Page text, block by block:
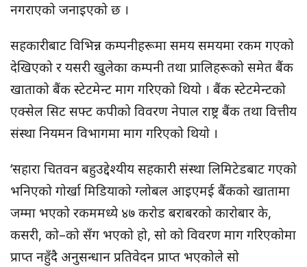
नगराएको जनाइएको छ ।
सहकारीबाट विभिन्न कम्पनीहरूमा समय समयमा रकम गएको
देखिएको र यसरी खुलेका कम्पनी तथा प्रालिहरूको समेत बैंक
खाताको बैंक स्टेटमेन्ट माग गरिएको थियो । बैंक स्टेटमेन्टको
एक्सेल सिट सफ्ट कपीको विवरण नेपाल राष्ट्र बैंक तथा वित्तीय
संस्था नियमन विभागमा माग गरिएको थियो ।
‘सहारा चितवन बहुउद्देश्यीय सहकारी संस्था लिमिटेडबाट गएको
भनिएको गोर्खा मिडियाको ग्लोबल आइएमई बैंकको खातामा
जम्मा भएको रकममध्ये ४७ करोड बराबरको कारोबार के,
कसरी, को–को सँग भएको हो, सो को विवरण माग गरिएकोमा
प्राप्त नहुँदै अनुसन्धान प्रतिवेदन प्राप्त भएकोले सो